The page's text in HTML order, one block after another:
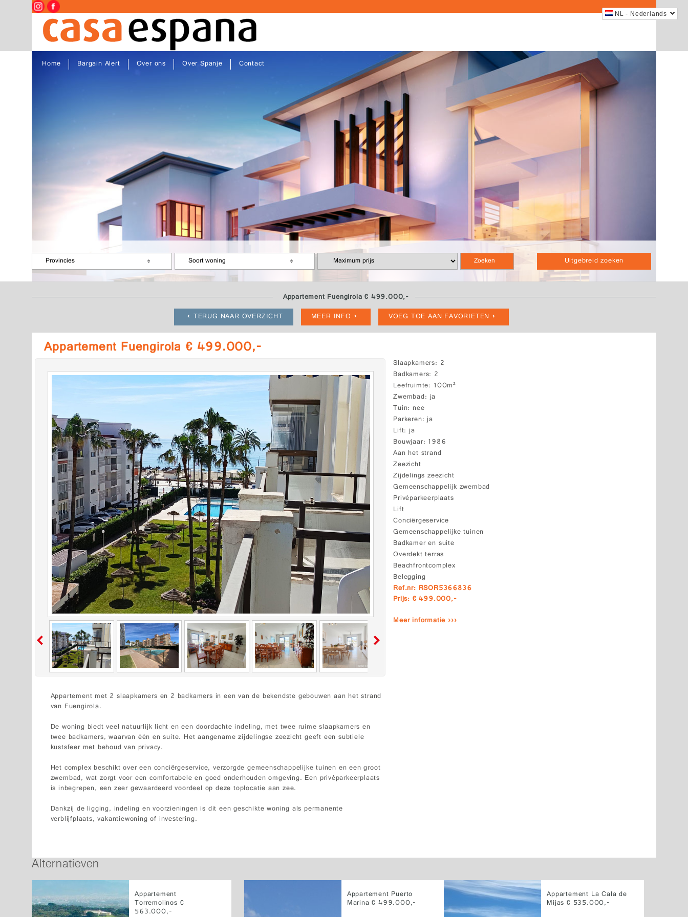
NL - Nederlands
Home Bargain Alert Over ons Over Spanje Contact
Uitgebreid zoeken
Provincies Soort woning
Appartement Fuengirola € 499.000,-
TERUG NAAR OVERZICHT
MEER INFO VOEG TOE AAN FAVORIETEN
Appartement Fuengirola € 499.000,-
Slaapkamers 2
Badkamers 2
Leefruimte 100m²
Zwembad ja
Tuin nee
Parkeren ja
Lift ja
Bouwjaar 1986
Aan het strand
Zeezicht
Zijdelings zeezicht
Gemeenschappelijk zwembad
Privéparkeerplaats
Lift
Conciërgeservice
Gemeenschappelijke tuinen
Badkamer en suite
Overdekt terras
Beachfrontcomplex
Belegging
Ref.nr: RSOR5366836
Prijs: € 499.000,-
Meer informatie ›››
Appartement met 2 slaapkamers en 2 badkamers in een van de bekendste gebouwen aan het strand
van Fuengirola.
De woning biedt veel natuurlijk licht en een doordachte indeling, met twee ruime slaapkamers en
twee badkamers, waarvan één en suite. Het aangename zijdelingse zeezicht geeft een subtiele
kustsfeer met behoud van privacy.
Het complex beschikt over een conciërgeservice, verzorgde gemeenschappelijke tuinen en een groot
zwembad, wat zorgt voor een comfortabele en goed onderhouden omgeving. Een privéparkeerplaats
is inbegrepen, een zeer gewaardeerd voordeel op deze toplocatie aan zee.
Dankzij de ligging, indeling en voorzieningen is dit een geschikte woning als permanente
verblijfplaats, vakantiewoning of investering.
Alternatieven
Appartement
Torremolinos €
563.000,-
Appartement Puerto
Marina € 499.000,-
Appartement La Cala de
Mijas € 535.000,-